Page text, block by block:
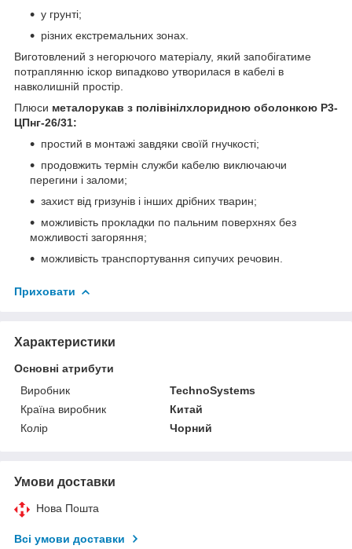
у грунті;
різних екстремальних зонах.
Виготовлений з негорючого матеріалу, який запобігатиме
потраплянню іскор випадково утворилася в кабелі в
навколишній простір.
Плюси металорукав з полівінілхлоридною оболонкою Р3-
ЦПнг-26/31:
простий в монтажі завдяки своїй гнучкості;
продовжить термін служби кабелю виключаючи
перегини і заломи;
захист від гризунів і інших дрібних тварин;
можливість прокладки по пальним поверхнях без
можливості загоряння;
можливість транспортування сипучих речовин.
Приховати
Характеристики
Основні атрибути
Виробник
TechnoSystems
Країна виробник
Китай
Колір
Чорний
Умови доставки
Нова Пошта
Всі умови доставки